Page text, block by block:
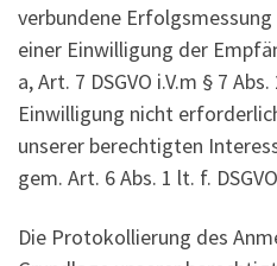
verbundene
einer Einwilligung der
a, Art. 7 DSGVO i.V.m § 7
Einwilligung nicht
unserer berechtigten
gem. Art. 6 Abs. 1 lt. f.
Die Protokollierung des